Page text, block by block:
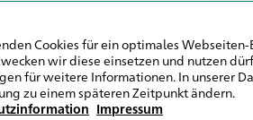
841 93894560
511 6451151346
senden
83700
Route
Cookies für ein optimales Webseiten-
wir diese einsetzen und nutzen
für weitere Informationen. In unserer
zu einem späteren Zeitpunkt ändern.
Impressum